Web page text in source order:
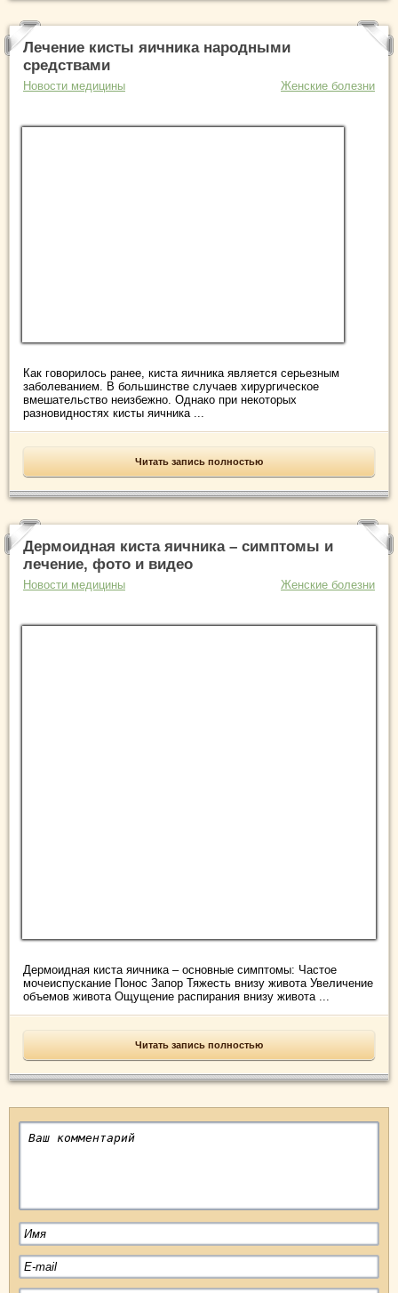
Лечение кисты яичника народными
средствами
Новости медицины Женские болезни
Как говорилось ранее, киста яичника является серьезным
заболеванием. В большинстве случаев хирургическое
вмешательство неизбежно. Однако при некоторых
разновидностях кисты яичника ...
Читать запись полностью
Дермоидная киста яичника – симптомы и
лечение, фото и видео
Новости медицины Женские болезни
Дермоидная киста яичника – основные симптомы: Частое
мочеиспускание Понос Запор Тяжесть внизу живота Увеличение
объемов живота Ощущение распирания внизу живота ...
Читать запись полностью